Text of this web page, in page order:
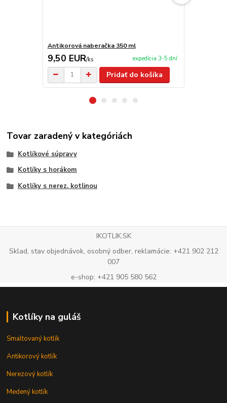
Antikorová naberačka 350 ml
9,50 EUR/ks expedícia 3-5 dní
Pridať do košíka
Tovar zaradený v kategóriách
Kotlíkové súpravy
Kotlíky s horákom
Kotlíky s nerez. kotlinou
IKOTLIK.SK
Sklad, stav objednávok, osobný odber, reklamácie: +421 902 212
007
e-shop: +421 905 580 562
Kotlíky na guláš
Smaltovaný kotlík
Antikorový kotlík
Nerezový kotlík
Medený kotlík